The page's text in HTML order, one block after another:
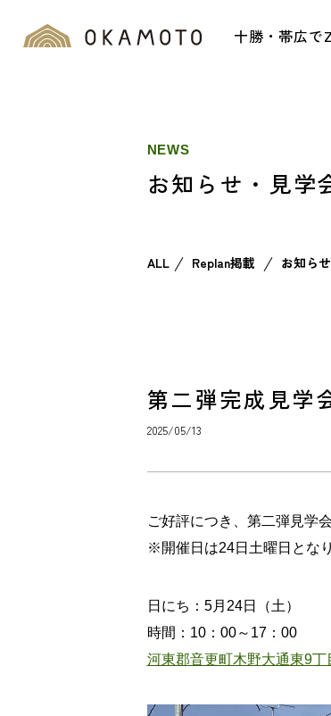
十勝・帯広で
NEWS
お知らせ・見学
ALL Replan掲載 お知らせ
第二弾完成見
2025/05/13
ご好評につき、第二弾見学
※開催日は24日土曜日とな
日にち：5月24日（土）
時間：10：00～17：00
河東郡音更町木野大通東9丁